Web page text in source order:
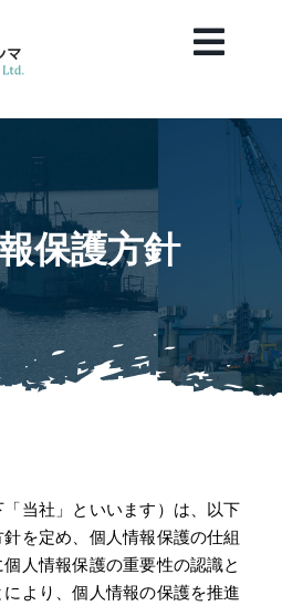
保護方針
当社」といいます）は、以下
を定め、個人情報保護の仕組
人情報保護の重要性の認識と
より、個人情報の保護を推進